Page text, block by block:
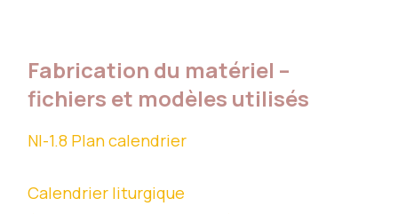
Fabrication du matériel –
fichiers et modèles utilisés
NI-1.8 Plan calendrier
Calendrier liturgique